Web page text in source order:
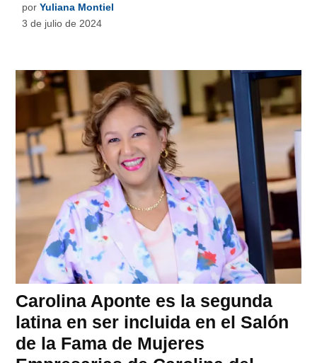
por Yuliana Montiel
3 de julio de 2024
Carolina Aponte es la segunda
latina en ser incluida en el Salón
de la Fama de Mujeres